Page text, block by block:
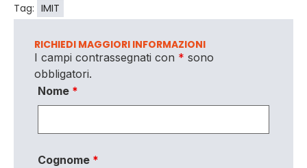
Tag: IMIT
RICHIEDI MAGGIORI INFORMAZIONI
I campi contrassegnati con * sono
obbligatori.
Nome *
Cognome *